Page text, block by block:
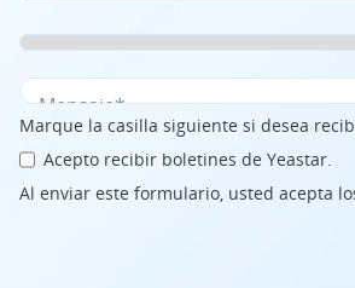
Marque la casilla siguiente si desea
Acepto recibir boletines de Yeastar.
Al enviar este formulario, usted acepta